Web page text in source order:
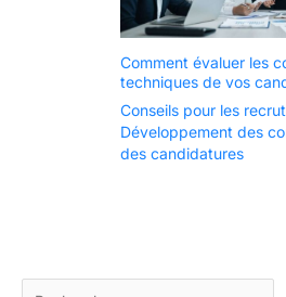
Comment évaluer les
techniques de vos
Conseils pour les
Développement des
des candidatures